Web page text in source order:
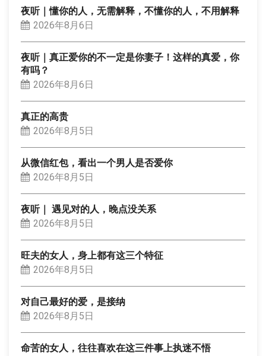
夜听｜懂你的人，无需解释，不懂你的人，不用解释
2026年8月6日
夜听｜真正爱你的不一定是你妻子！这样的真爱，你
有吗？
2026年8月6日
真正的高贵
2026年8月5日
从微信红包，看出一个男人是否爱你
2026年8月5日
夜听｜ 遇见对的人，晚点没关系
2026年8月5日
旺夫的女人，身上都有这三个特征
2026年8月5日
对自己最好的爱，是接纳
2026年8月5日
命苦的女人，往往喜欢在这三件事上执迷不悟